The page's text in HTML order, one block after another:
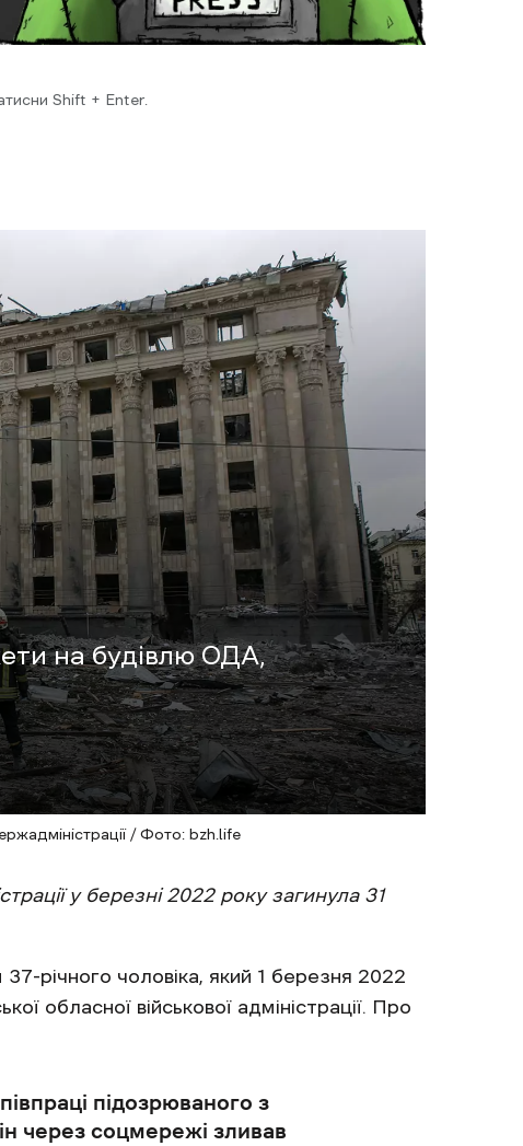
Shift + Enter.
на будівлю ОДА,
/ Фото: bzh.life
у березні 2022 року загинула 31
річного чоловіка, який 1 березня 2022
обласної військової адміністрації. Про
підозрюваного з
через соцмережі зливав